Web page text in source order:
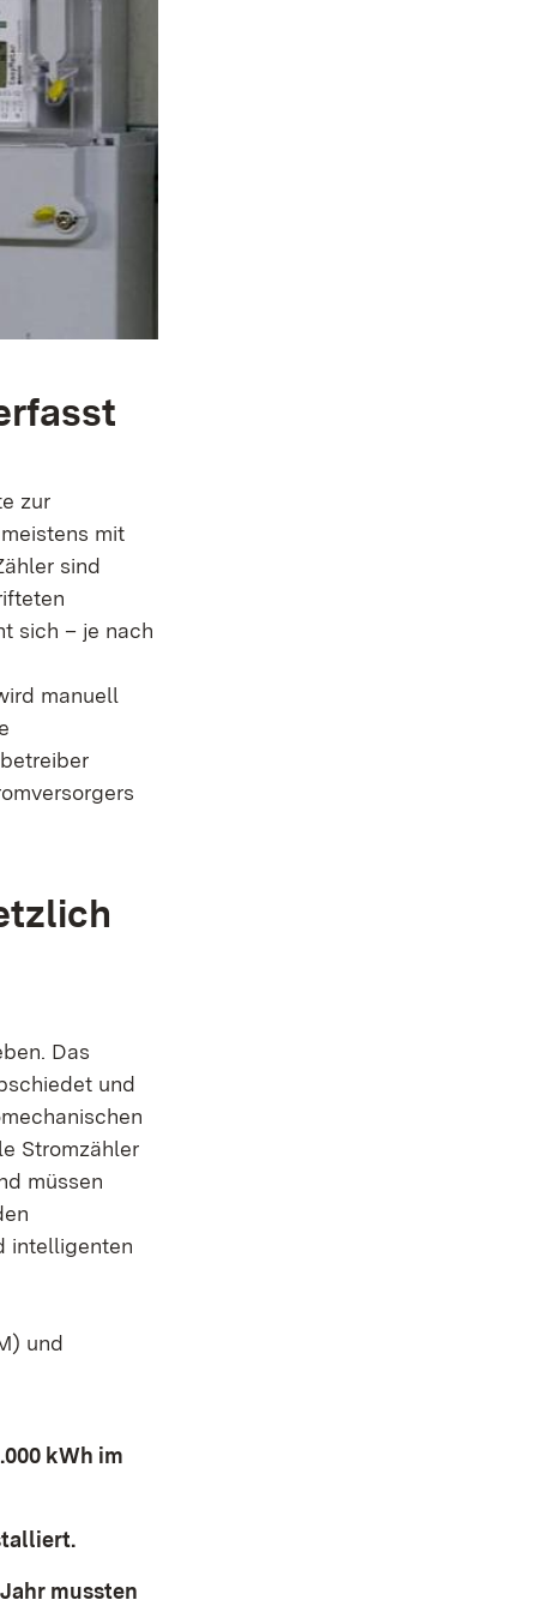
zur
mit
sind
sich – je nach
manuell
Das
und
Stromzähler
müssen
intelligenten
und
kWh im
mussten